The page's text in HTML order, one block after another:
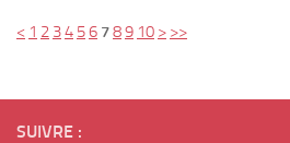
< 1 2 34 56 789 10 > >>
SUIVRE :